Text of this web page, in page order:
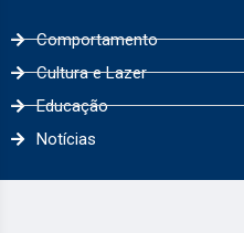
Comportamento
Cultura e Lazer
Educação
Notícias